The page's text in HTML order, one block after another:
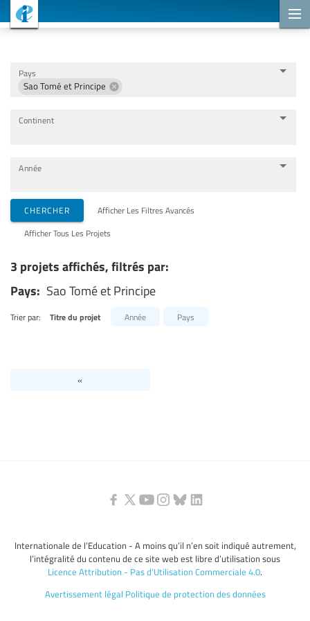
Pays
Sao Tomé et Principe
Continent
Année
Organisations de mise en œuvre
Thèmes
CHERCHER Afficher Les Filtres Avancés
Afficher Tous Les Projets
3 projets affichés, filtrés par:
Pays: Sao Tomé et Principe
Trier par: Titre du projet Année Pays
«
Internationale de l’Education - A moins qu’il n’en soit indiqué autrement,
l’intégralité du contenu de ce site web est libre d’utilisation sous
Licence Attribution - Pas d’Utilisation Commerciale 4.0.
Avertissement légal Politique de protection des données